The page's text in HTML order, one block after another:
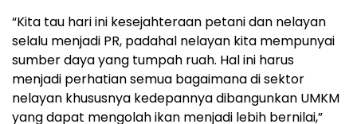
“Kita tau hari ini kesejahteraan petani dan nelayan
selalu menjadi PR, padahal nelayan kita mempunyai
sumber daya yang tumpah ruah. Hal ini harus
menjadi perhatian semua bagaimana di sektor
nelayan khususnya kedepannya dibangunkan UMKM
yang dapat mengolah ikan menjadi lebih bernilai,”